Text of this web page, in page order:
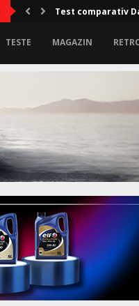
Test comparativ
TESTE MAGAZIN